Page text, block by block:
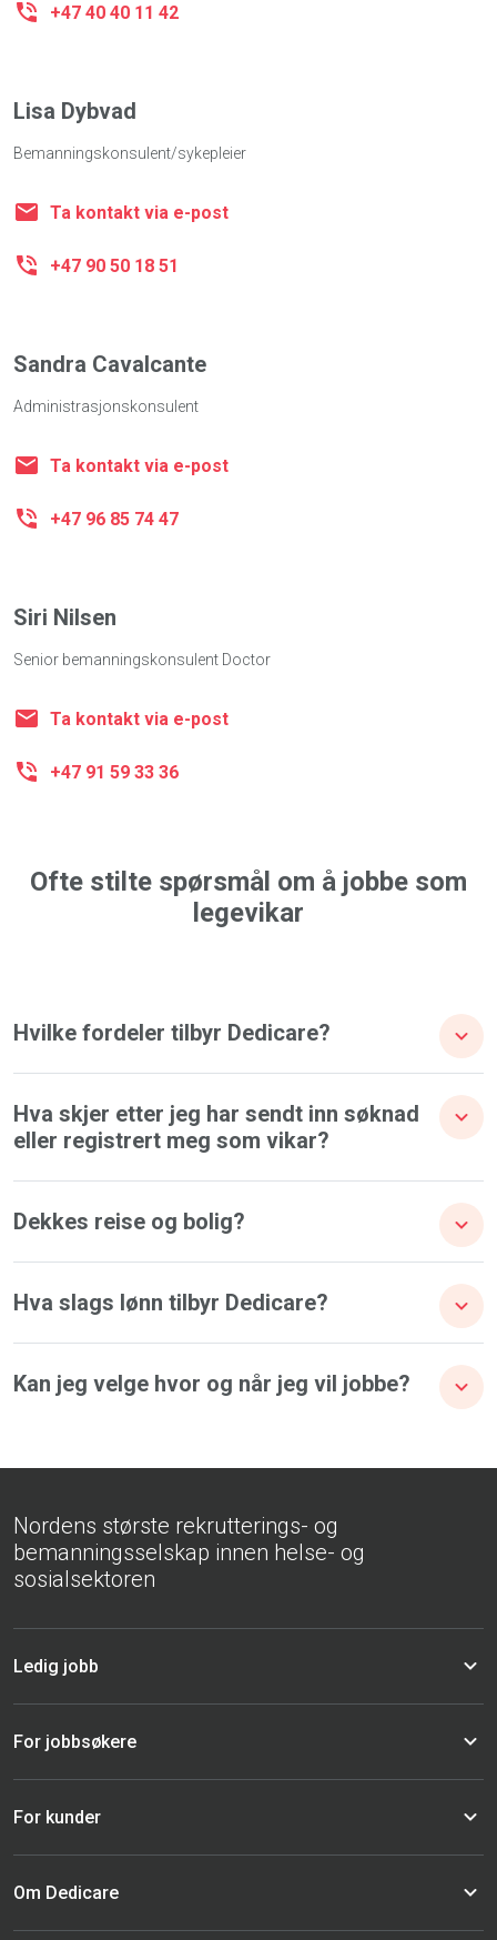
+47 40 40 11 42
Lisa Dybvad
Bemanningskonsulent/sykepleier
Ta kontakt via e-post
+47 90 50 18 51
Sandra Cavalcante
Administrasjonskonsulent
Ta kontakt via e-post
+47 96 85 74 47
Siri Nilsen
Senior bemanningskonsulent Doctor
Ta kontakt via e-post
+47 91 59 33 36
Ofte stilte spørsmål om å jobbe som
legevikar
Hvilke fordeler tilbyr Dedicare?
Hva skjer etter jeg har sendt inn søknad
eller registrert meg som vikar?
Dekkes reise og bolig?
Hva slags lønn tilbyr Dedicare?
Kan jeg velge hvor og når jeg vil jobbe?
Nordens største rekrutterings- og
bemanningsselskap innen helse- og
sosialsektoren
Ledig jobb
For jobbsøkere
For kunder
Om Dedicare